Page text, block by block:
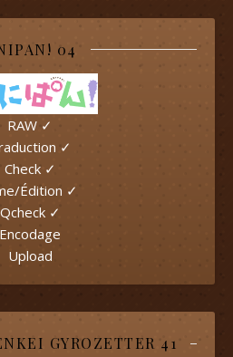
04
RAW ✓
✓
Check ✓
Édition ✓
Qcheck ✓
Encodage
Upload
GYROZETTER 41